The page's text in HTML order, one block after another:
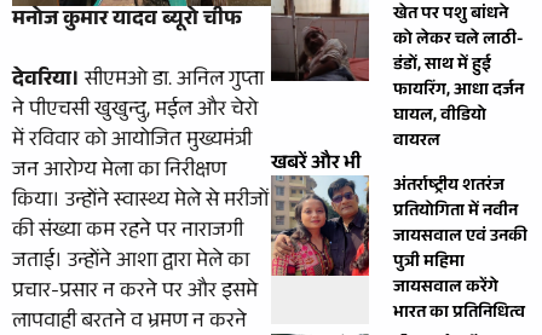
मनोज कुमार यादव ब्यूरो चीफ
देवरिया।सीएमओ डा. अनिल गुप्ता
ने पीएचसी खुखुन्दु, मईल और चेरो
में रविवार को आयोजित मुख्यमंत्री
जन आरोग्य मेला का निरीक्षण
किया। उन्होंने स्वास्थ्य मेले से मरीजों
की संख्या कम रहने पर नाराजगी
जताई। उन्होंने आशा द्वारा मेले का
प्रचार-प्रसार न करने पर और इसमे
लापवाही बरतने व भ्रमण न करने
खेत पर पशु बांधने
को लेकर चले लाठी-
डंडों, साथ में हुई
फायरिंग, आधा दर्जन
घायल, वीडियो
वायरल
खबरें और भी
अंतर्राष्ट्रीय शतरंज
प्रतियोगिता में नवीन
जायसवाल एवं उनकी
पुत्री महिमा
जायसवाल करेंगे
भारत का प्रतिनिधित्व